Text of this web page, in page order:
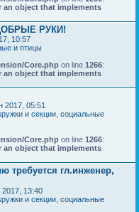
an object that implements
РУКИ!
10:57
и птицы
Core.php on line 1266:
an object that implements
2017, 05:51
и секции, социальные
Core.php on line 1266:
an object that implements
требуется гл.инженер,
2017, 13:40
и секции, социальные